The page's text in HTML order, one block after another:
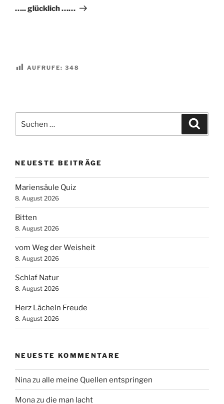
Beitrag
….. glücklich ……
AUFRUFE: 348
nach:
NEUESTE BEITRÄGE
Mariensäule Quiz
8. August 2026
Bitten
8. August 2026
vom Weg der Weisheit
8. August 2026
Schlaf Natur
8. August 2026
Herz Lächeln Freude
8. August 2026
NEUESTE KOMMENTARE
Ninazu alle meine Quellen entspringen
Monazu die man lacht